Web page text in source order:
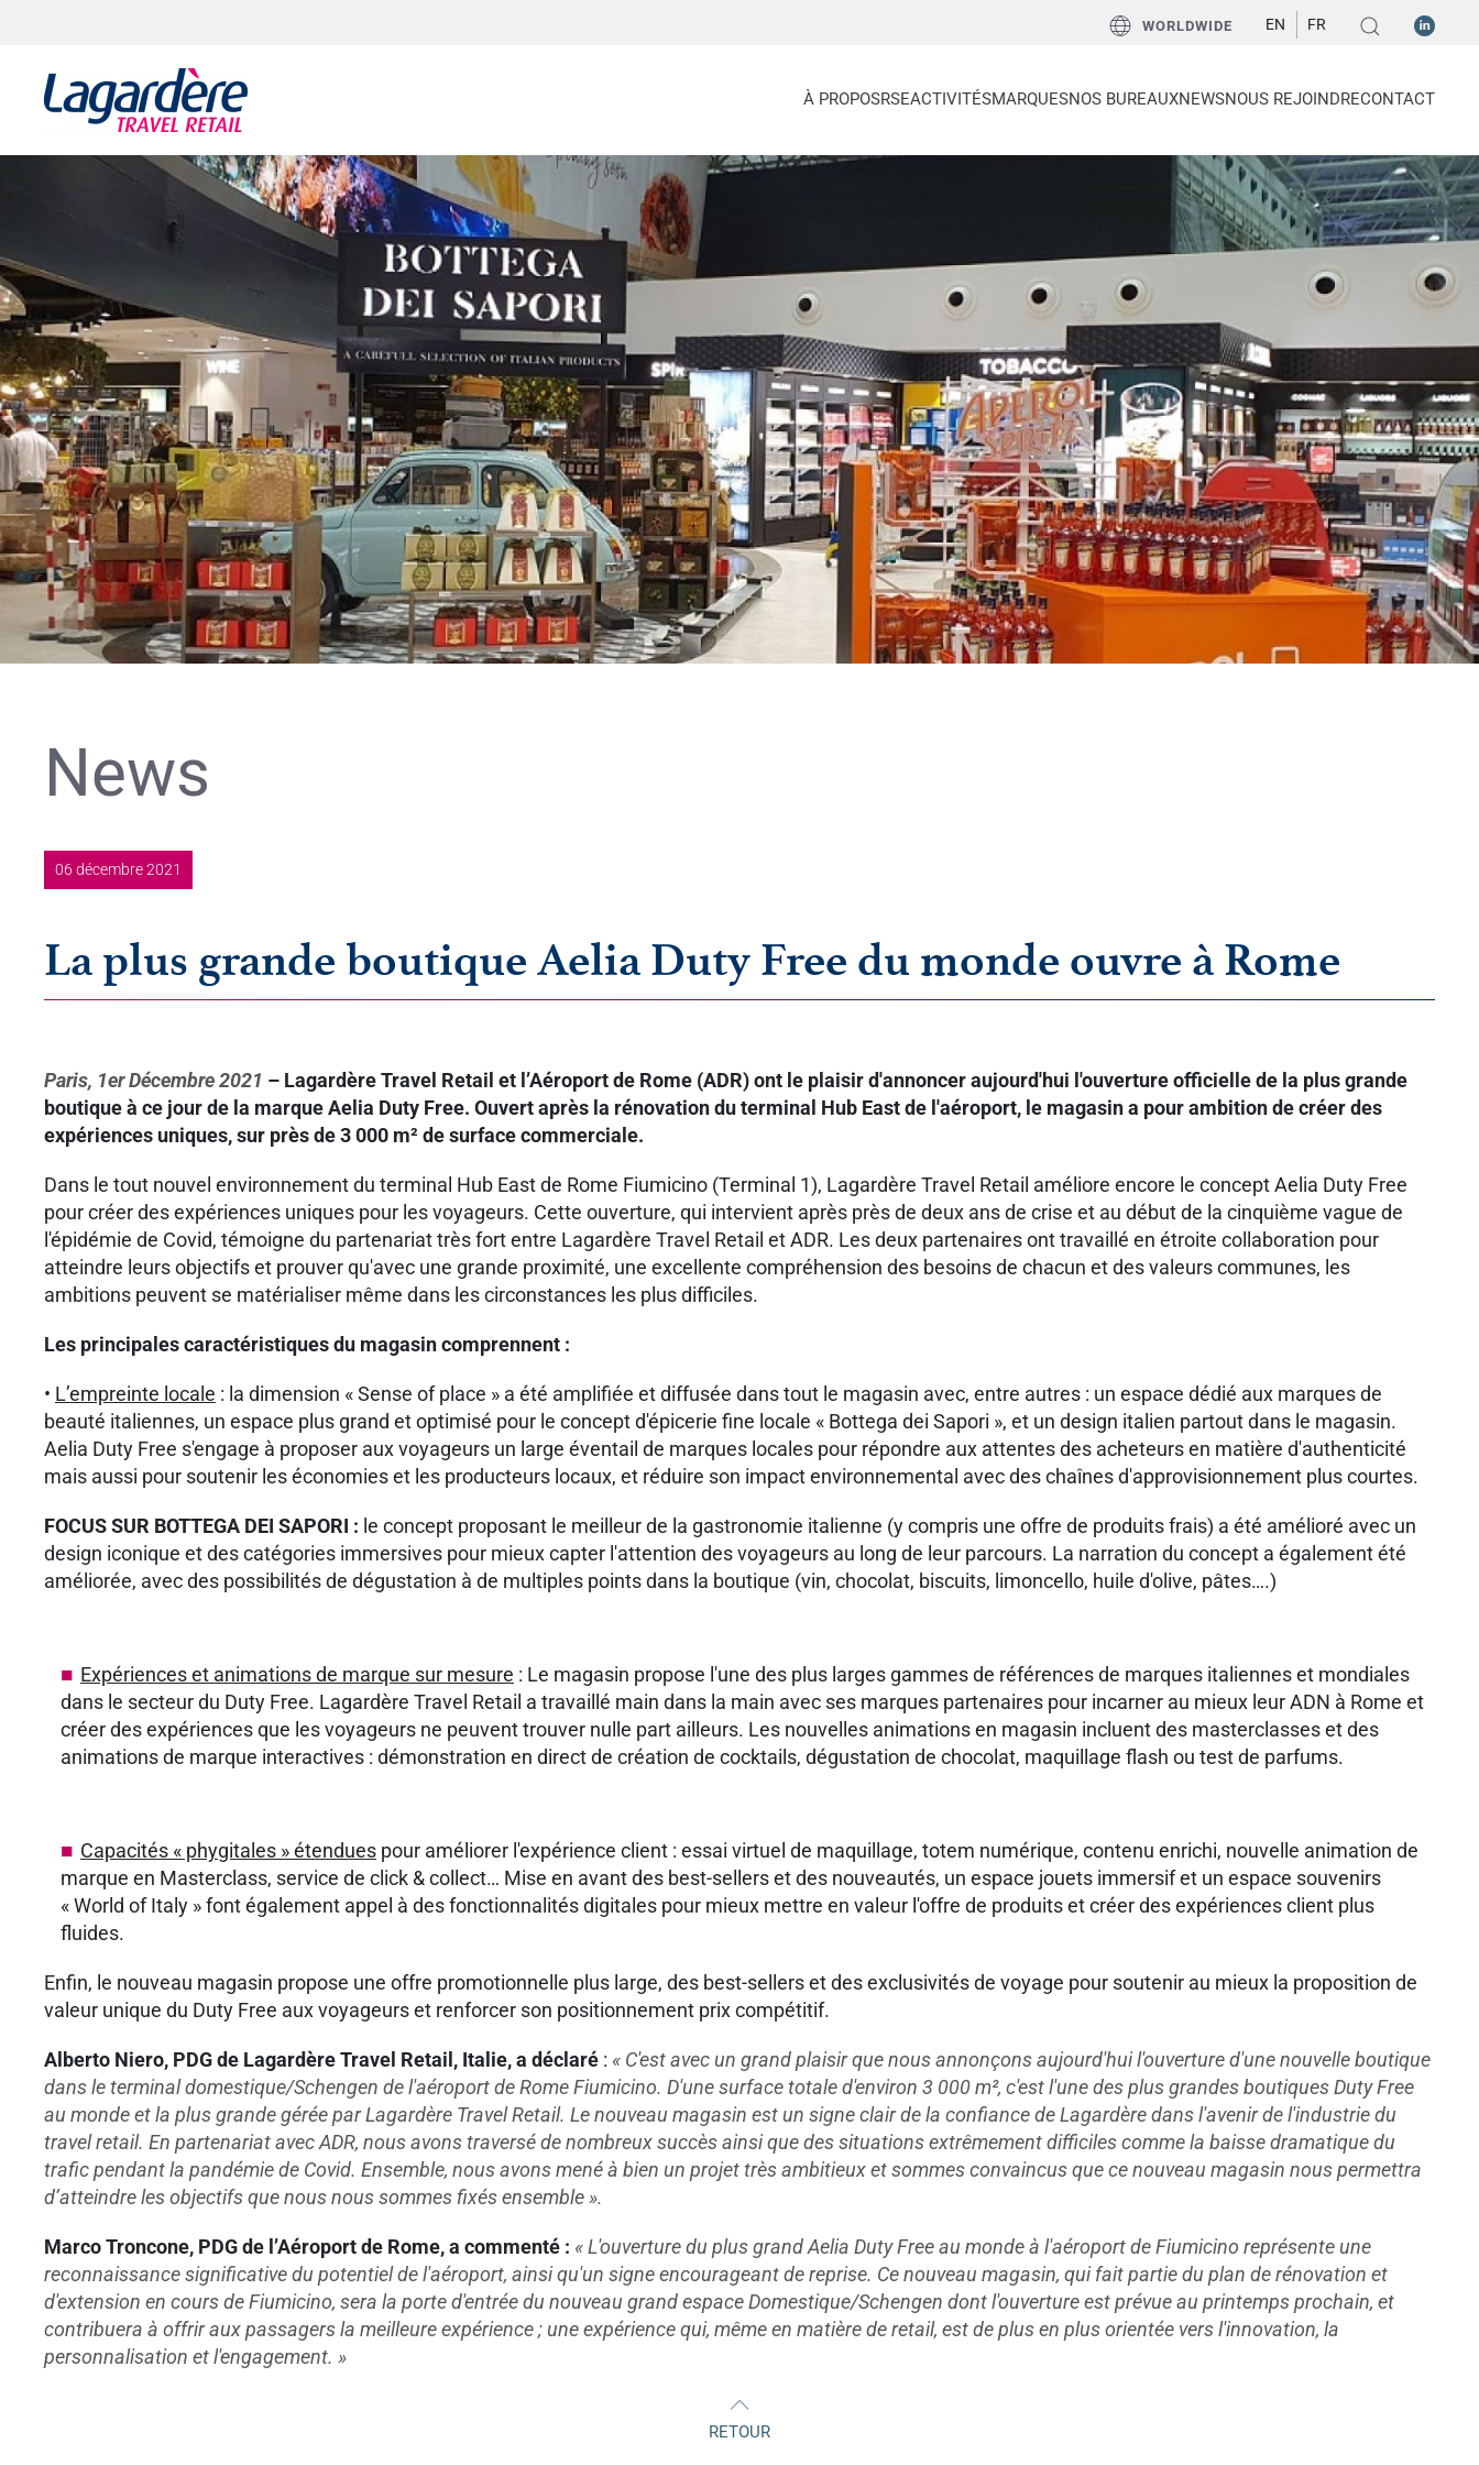
Aller au pied de page
WORLDWIDE EN FR
À PROPOSRSEACTIVITÉSMARQUESNOS BUREAUXNEWSNOUS REJOINDRECONTACT
News
06 décembre 2021
La plus grande boutique Aelia Duty Free du monde ouvre à Rome
Paris, 1er Décembre 2021 – Lagardère Travel Retail et l’Aéroport de Rome (ADR) ont le plaisir d'annoncer aujourd'hui l'ouverture officielle de la plus grande
boutique à ce jour de la marque Aelia Duty Free. Ouvert après la rénovation du terminal Hub East de l'aéroport, le magasin a pour ambition de créer des
expériences uniques, sur près de 3 000 m² de surface commerciale.
Dans le tout nouvel environnement du terminal Hub East de Rome Fiumicino (Terminal 1), Lagardère Travel Retail améliore encore le concept Aelia Duty Free
pour créer des expériences uniques pour les voyageurs. Cette ouverture, qui intervient après près de deux ans de crise et au début de la cinquième vague de
l'épidémie de Covid, témoigne du partenariat très fort entre Lagardère Travel Retail et ADR. Les deux partenaires ont travaillé en étroite collaboration pour
atteindre leurs objectifs et prouver qu'avec une grande proximité, une excellente compréhension des besoins de chacun et des valeurs communes, les
ambitions peuvent se matérialiser même dans les circonstances les plus difficiles.
Les principales caractéristiques du magasin comprennent :
• L’empreinte locale : la dimension « Sense of place » a été amplifiée et diffusée dans tout le magasin avec, entre autres : un espace dédié aux marques de
beauté italiennes, un espace plus grand et optimisé pour le concept d'épicerie fine locale « Bottega dei Sapori », et un design italien partout dans le magasin.
Aelia Duty Free s'engage à proposer aux voyageurs un large éventail de marques locales pour répondre aux attentes des acheteurs en matière d'authenticité
mais aussi pour soutenir les économies et les producteurs locaux, et réduire son impact environnemental avec des chaînes d'approvisionnement plus courtes.
FOCUS SUR BOTTEGA DEI SAPORI : le concept proposant le meilleur de la gastronomie italienne (y compris une offre de produits frais) a été amélioré avec un
design iconique et des catégories immersives pour mieux capter l'attention des voyageurs au long de leur parcours. La narration du concept a également été
améliorée, avec des possibilités de dégustation à de multiples points dans la boutique (vin, chocolat, biscuits, limoncello, huile d'olive, pâtes….)
Expériences et animations de marque sur mesure : Le magasin propose l'une des plus larges gammes de références de marques italiennes et mondiales
dans le secteur du Duty Free. Lagardère Travel Retail a travaillé main dans la main avec ses marques partenaires pour incarner au mieux leur ADN à Rome et
créer des expériences que les voyageurs ne peuvent trouver nulle part ailleurs. Les nouvelles animations en magasin incluent des masterclasses et des
animations de marque interactives : démonstration en direct de création de cocktails, dégustation de chocolat, maquillage flash ou test de parfums.
Capacités « phygitales » étendues pour améliorer l'expérience client : essai virtuel de maquillage, totem numérique, contenu enrichi, nouvelle animation de
marque en Masterclass, service de click & collect… Mise en avant des best-sellers et des nouveautés, un espace jouets immersif et un espace souvenirs
« World of Italy » font également appel à des fonctionnalités digitales pour mieux mettre en valeur l'offre de produits et créer des expériences client plus
fluides.
Enfin, le nouveau magasin propose une offre promotionnelle plus large, des best-sellers et des exclusivités de voyage pour soutenir au mieux la proposition de
valeur unique du Duty Free aux voyageurs et renforcer son positionnement prix compétitif.
Alberto Niero, PDG de Lagardère Travel Retail, Italie, a déclaré : « C'est avec un grand plaisir que nous annonçons aujourd'hui l'ouverture d'une nouvelle boutique
dans le terminal domestique/Schengen de l'aéroport de Rome Fiumicino. D'une surface totale d'environ 3 000 m², c'est l'une des plus grandes boutiques Duty Free
au monde et la plus grande gérée par Lagardère Travel Retail. Le nouveau magasin est un signe clair de la confiance de Lagardère dans l'avenir de l'industrie du
travel retail. En partenariat avec ADR, nous avons traversé de nombreux succès ainsi que des situations extrêmement difficiles comme la baisse dramatique du
trafic pendant la pandémie de Covid. Ensemble, nous avons mené à bien un projet très ambitieux et sommes convaincus que ce nouveau magasin nous permettra
d’atteindre les objectifs que nous nous sommes fixés ensemble ».
Marco Troncone, PDG de l’Aéroport de Rome, a commenté : « L'ouverture du plus grand Aelia Duty Free au monde à l'aéroport de Fiumicino représente une
reconnaissance significative du potentiel de l'aéroport, ainsi qu'un signe encourageant de reprise. Ce nouveau magasin, qui fait partie du plan de rénovation et
d'extension en cours de Fiumicino, sera la porte d'entrée du nouveau grand espace Domestique/Schengen dont l'ouverture est prévue au printemps prochain, et
contribuera à offrir aux passagers la meilleure expérience ; une expérience qui, même en matière de retail, est de plus en plus orientée vers l'innovation, la
personnalisation et l'engagement. »
RETOUR